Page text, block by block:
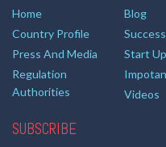
Home Blog
Country Profile
Press And Media
Start
Regulation
Authorities
Videos
SUBSCRIBE